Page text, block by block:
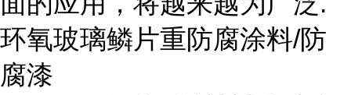
环氧玻璃鳞片重防腐涂料/防
腐漆